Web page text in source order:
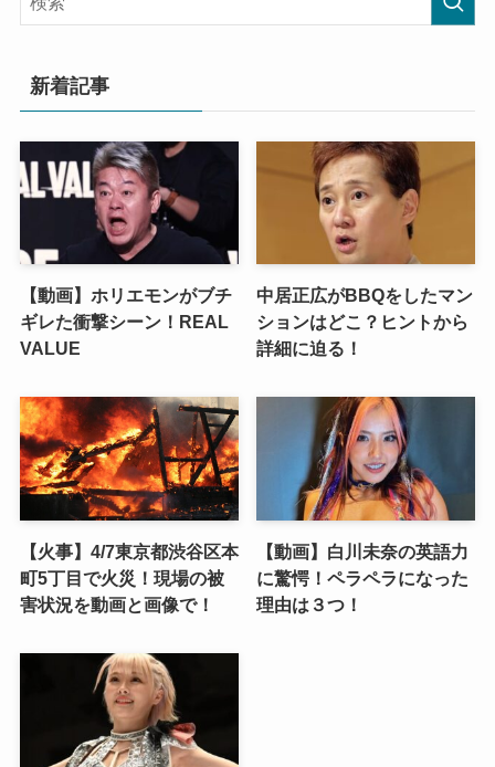
新着記事
【動画】ホリエモンがブチ
ギレた衝撃シーン！REAL
VALUE
中居正広がBBQをしたマン
ションはどこ？ヒントから
詳細に迫る！
【火事】4/7東京都渋谷区本
町5丁目で火災！現場の被
害状況を動画と画像で！
【動画】白川未奈の英語力
に驚愕！ペラペラになった
理由は３つ！